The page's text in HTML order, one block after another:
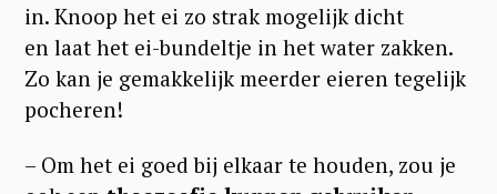
in. Knoop het ei zo strak mogelijk dicht
en laat het ei-bundeltje in het water zakken.
Zo kan je gemakkelijk meerder eieren tegelijk
pocheren!
– Om het ei goed bij elkaar te houden, zou je